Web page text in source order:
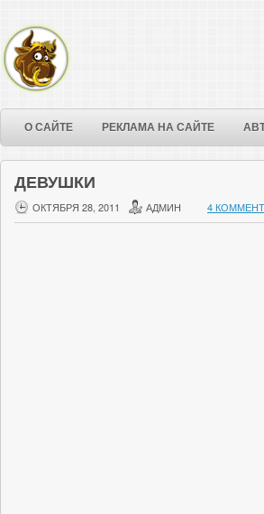
О САЙТЕ РЕКЛАМА НА САЙТЕ
ДЕВУШКИ
ОКТЯБРЯ 28, 2011 АДМИН 4